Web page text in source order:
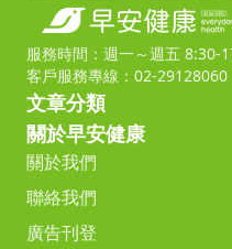
服務時間：週一～週五 8:30-
客戶服務專線：02-29128060
文章分類
關於早安健康
關於我們
聯絡我們
廣告刊登